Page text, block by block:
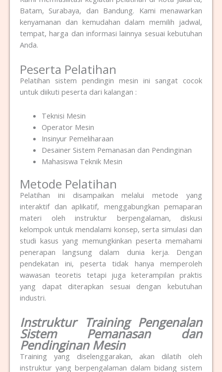
Batam, Surabaya, dan Bandung. Kami menawarkan
kenyamanan dan kemudahan dalam memilih jadwal,
tempat, harga dan informasi lainnya sesuai kebutuhan
Anda.
Peserta Pelatihan
Pelatihan sistem pendingin mesin ini sangat cocok
untuk diikuti peserta dari kalangan :
Teknisi Mesin
Operator Mesin
Insinyur Pemeliharaan
Desainer Sistem Pemanasan dan Pendinginan
Mahasiswa Teknik Mesin
Metode Pelatihan
Pelatihan ini disampaikan melalui metode yang
interaktif dan aplikatif, menggabungkan pemaparan
materi oleh instruktur berpengalaman, diskusi
kelompok untuk mendalami konsep, serta simulasi dan
studi kasus yang memungkinkan peserta memahami
penerapan langsung dalam dunia kerja. Dengan
pendekatan ini, peserta tidak hanya memperoleh
wawasan teoretis tetapi juga keterampilan praktis
yang dapat diterapkan sesuai dengan kebutuhan
industri.
Instruktur Training Pengenalan
Sistem Pemanasan dan
Pendinginan Mesin
Training yang diselenggarakan, akan dilatih oleh
instruktur yang berpengalaman dalam bidang sistem